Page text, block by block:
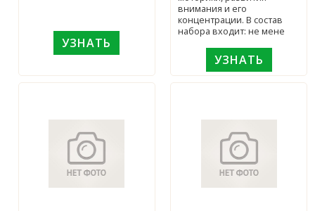
УЗНАТЬ
внимания и его
концентрации. В состав
набора входит: не мене
УЗНАТЬ